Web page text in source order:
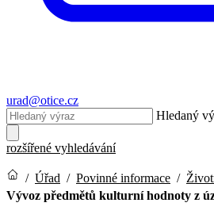
urad@otice.cz
Hledaný
rozšířené vyhledávání
/ Úřad / Povinné informace /
Vývoz předmětů kulturní hodnoty z